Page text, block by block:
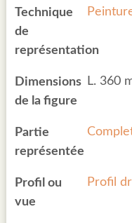
Technique
de
représentation
Dimensions
de la figure
L. 360
Partie
représentée
Profil ou
vue
Profil